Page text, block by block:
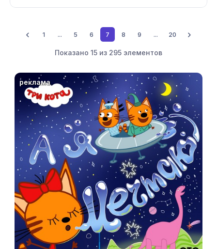
Показано 15 из 295 элементов
1 ... 5 6 7 8 9 ... 20
реклама